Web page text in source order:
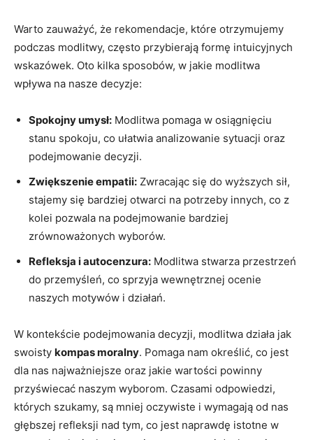
Warto zauważyć, że​ rekomendacje, które otrzymujemy
podczas‍ modlitwy, często przybierają formę intuicyjnych
wskazówek. Oto kilka sposobów, w jakie modlitwa
wpływa na ⁢nasze decyzje:
Spokojny umysł: Modlitwa pomaga w⁣ osiągnięciu
stanu spokoju, co ułatwia ‍analizowanie sytuacji oraz
podejmowanie ‍decyzji.
Zwiększenie empatii: Zwracając się do wyższych sił,
‌stajemy się bardziej otwarci na potrzeby innych, co z‌
kolei pozwala na podejmowanie ⁣bardziej
zrównoważonych wyborów.
Refleksja i autocenzura: Modlitwa stwarza przestrzeń
do⁣ przemyśleń, co sprzyja wewnętrznej ocenie
naszych motywów i działań.
W kontekście podejmowania decyzji, modlitwa działa jak
swoisty kompas moralny. Pomaga nam określić, co jest
dla nas najważniejsze oraz jakie wartości ⁤powinny
przyświecać naszym wyborom. ⁢Czasami ⁤odpowiedzi,
których szukamy,⁣ są mniej oczywiste i wymagają od nas
głębszej refleksji nad tym, co jest naprawdę istotne w